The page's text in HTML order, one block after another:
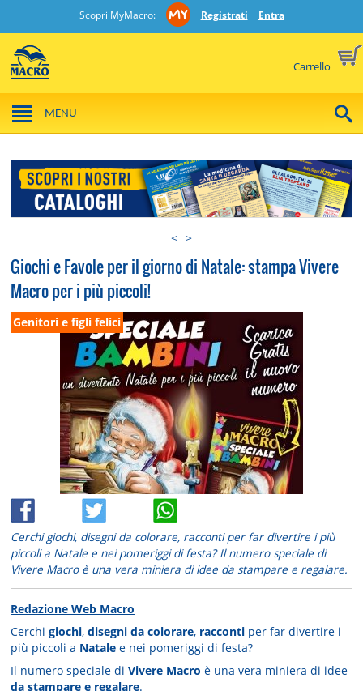
Scopri MyMacro: Registrati Entra
Carrello
MENU
< >
Giochi e Favole per il giorno di Natale: stampa Vivere
Macro per i più piccoli!
Genitori e figli felici
Cerchi giochi, disegni da colorare, racconti per far divertire i più
piccoli a Natale e nei pomeriggi di festa? Il numero speciale di
Vivere Macro è una vera miniera di idee da stampare e regalare.
Redazione Web Macro
Cerchigiochi,disegni da colorare, racconti per far divertire i
più piccoli a Natale e nei pomeriggi di festa?
Il numero speciale diVivere Macro è una vera miniera di idee
da stampare e regalare.